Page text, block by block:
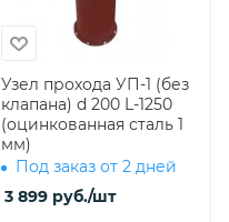
Узел прохода УП-1 (без
клапана) d 200 L-1250
(оцинкованная сталь 1
мм)
Под заказ от 2 дней
3 899руб./шт